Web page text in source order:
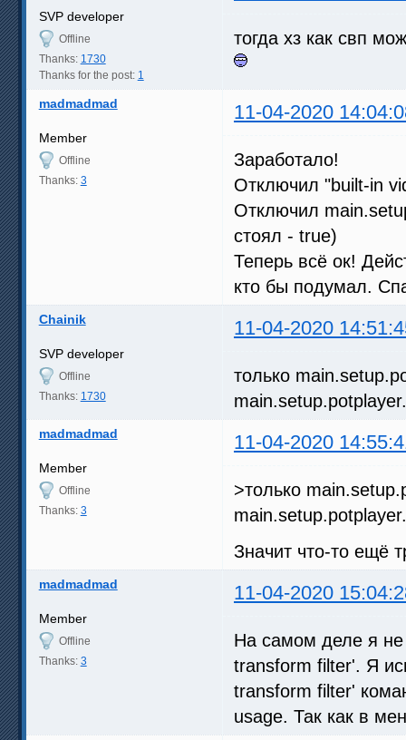
SVP developer
Offline
Thanks: 1730
Thanks for the post: 1
тогда хз как свп
madmadmad 11-04-2020
Member
Offline
Thanks: 3
Заработало!
Отключил "built-in
Отключил
стоял - true)
Теперь всё ок!
кто бы подумал.
Chainik 11-04-2020
SVP developer
Offline
Thanks: 1730
только
madmadmad 11-04-2020
Member
Offline
Thanks: 3
>только
Значит что-то ещё
madmadmad 11-04-2020
Member
Offline
Thanks: 3
На самом деле я не
transform filter'. Я
transform filter'
usage. Так как в